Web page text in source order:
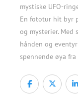
mystiske UFO-
En fototur hit byr
og mysterier. Med
hånden og
spennende øya